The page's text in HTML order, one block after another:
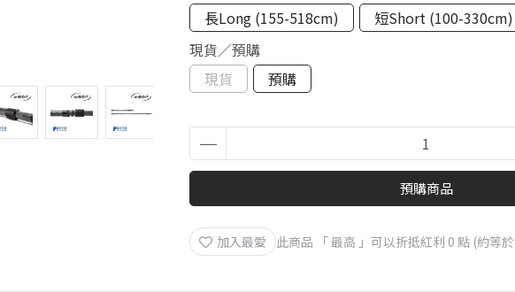
長Long (155-518cm)
短Short (100-330cm)
現貨／預購
現貨
預購
預購商品
加入最愛 此商品 「 最高 」可以折抵紅利 0 點 (約等於